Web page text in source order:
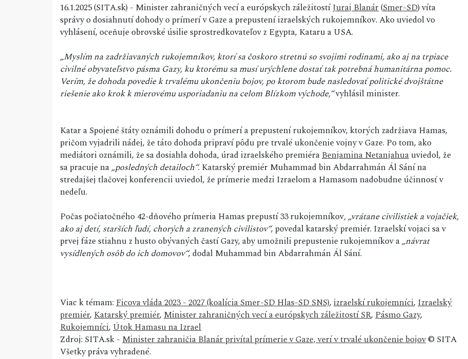
16.1.2025 (SITA.sk) - Minister zahraničných vecí a európskych záležitostíJuraj Blanár(Smer-SD) víta
správy o dosiahnutí dohody o prímerí v Gaze a prepustení izraelských rukojemníkov. Ako uviedol vo
vyhlásení, oceňuje obrovské úsilie sprostredkovateľov z Egypta, Kataru a USA.
„Myslím na zadržiavaných rukojemníkov, ktorí sa čoskoro stretnú so svojimi rodinami, ako aj na trpiace
civilné obyvateľstvo pásma Gazy, ku ktorému sa musí urýchlene dostať tak potrebná humanitárna pomoc.
Verím, že dohoda povedie k trvalému ukončeniu bojov, po ktorom bude nasledovať politické dvojštátne
riešenie ako krok k mierovému usporiadaniu na celom Blízkom východe,“vyhlásil minister.
Katar a Spojené štáty oznámili dohodu o prímerí a prepustení rukojemníkov, ktorých zadržiava Hamas,
pričom vyjadrili nádej, že táto dohoda pripraví pôdu pre trvalé ukončenie vojny v Gaze. Po tom, ako
mediátori oznámili, že sa dosiahla dohoda, úrad izraelského premiéraBenjamina Netanjahuauviedol, že
sa pracuje na„posledných detailoch“. Katarský premiér Muhammad bin Abdarrahmán Ál Sání na
stredajšej tlačovej konferencii uviedol, že prímerie medzi Izraelom a Hamasom nadobudne účinnosť v
nedeľu.
Počas počiatočného 42-dňového prímeria Hamas prepustí 33 rukojemníkov, „vrátane civilistiek a vojačiek,
ako aj detí, starších ľudí, chorých a zranených civilistov“, povedal katarský premiér. Izraelskí vojaci sa v
prvej fáze stiahnu z husto obývaných častí Gazy, aby umožnili prepustenie rukojemníkov a„návrat
vysídlených osôb do ich domovov“, dodal Muhammad bin Abdarrahmán Ál Sání.
Viac k témam:Ficova vláda 2023 - 2027 (koalícia Smer-SD Hlas-SD SNS),izraelskí rukojemníci,Izraelský
premiér,Katarský premiér,Minister zahraničných vecí a európskych záležitostí SR,Pásmo Gazy,
Rukojemníci,Útok Hamasu na Izrael
Zdroj: SITA.sk -Minister zahraničia Blanár privítal prímerie v Gaze, verí v trvalé ukončenie bojov© SITA
Všetky práva vyhradené.